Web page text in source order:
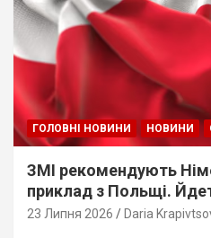
ГОЛОВНІ НОВИНИ НОВИНИ
ЗМІ рекомендують
приклад з Польщі.
до українців
23 Липня 2026 Daria